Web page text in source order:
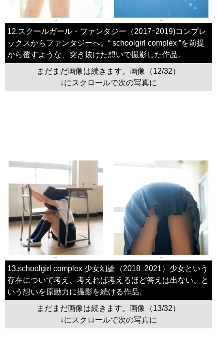
12.スクールガール・ファンタジー（2017ｰ2019)コンプレ
ックスからファンタジーへ。“ schoolgirl complex ”を前提
から覆すような、突き抜けた想いで撮影した作品。
まだまだ画像は続きます。画像（12/32）
↓にスクロールで次の写真に
13.schoolgirl complex 少女幻論（2018ｰ2021）少女という
存在について考え、考えれば考えるほど答えは出ない、と
いう想いを原動力に撮影を続ける作品。
まだまだ画像は続きます。画像（13/32）
↓にスクロールで次の写真に